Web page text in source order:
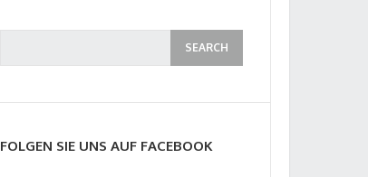
FOLGEN SIE UNS AUF FACEBOOK